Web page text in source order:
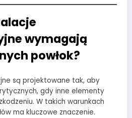
wymagają
powłok?
są projektowane tak, aby
gdy inne elementy
W takich warunkach
ma kluczowe znaczenie.